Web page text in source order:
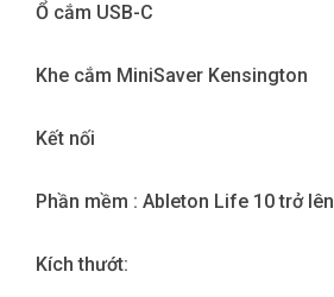
Ổ cắm USB-C
Khe cắm MiniSaver Kensington
Kết nối
Phần mềm : Ableton Life 10 trở lên
Kích thướt: